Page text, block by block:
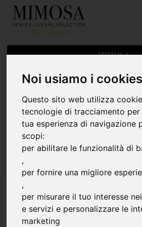
Noi usiamo i cookies
Questo sito web utilizza
tecnologie di tracciamento per
tua esperienza di navigazione
scopi:
per abilitare le funzionalità di
,
per fornire una migliore
,
per misurare il tuo interesse
e servizi e personalizzare le
marketing